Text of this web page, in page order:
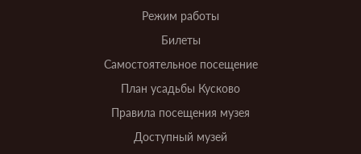
Режим работы
Билеты
Самостоятельное посещение
План усадьбы Кусково
Правила посещения музея
Доступный музей